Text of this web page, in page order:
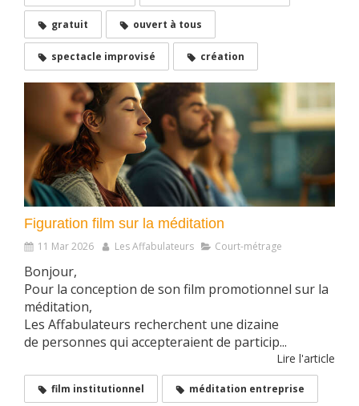
gratuit ouvert à tous
spectacle improvisé création
Figuration film sur la méditation
11 Mar 2026 Les Affabulateurs Court-métrage
Bonjour,
Pour la conception de son film promotionnel sur la
méditation,
Les Affabulateurs recherchent une dizaine
de personnes qui accepteraient de particip...
Lire l'article
film institutionnel méditation entreprise